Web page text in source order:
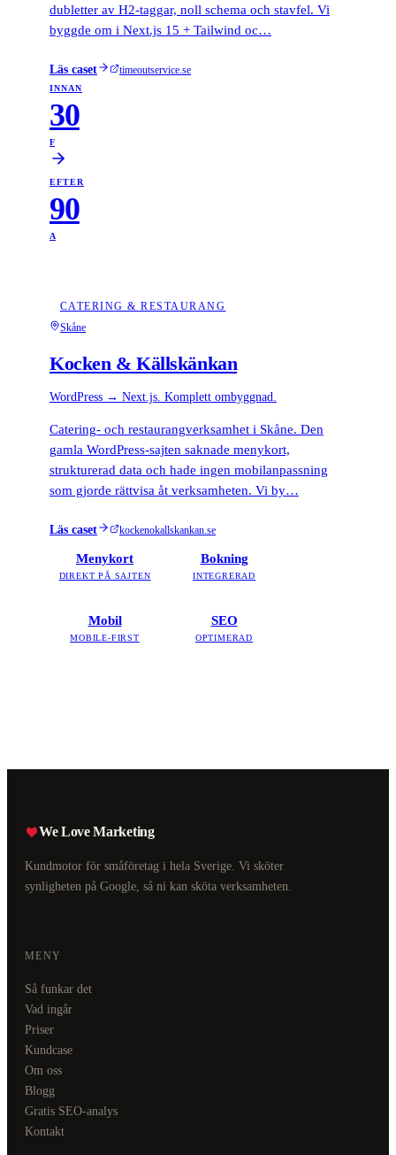
dubletter av H2-taggar, noll schema och stavfel. Vi
byggde om i Next.js 15 + Tailwind oc…
Läs caset timeoutservice.se
INNAN
30
F
EFTER
90
A
CATERING & RESTAURANG
Skåne
Kocken & Källskänkan
WordPress → Next.js. Komplett ombyggnad.
Catering- och restaurangverksamhet i Skåne. Den
gamla WordPress-sajten saknade menykort,
strukturerad data och hade ingen mobilanpassning
som gjorde rättvisa åt verksamheten. Vi by…
Läs caset kockenokallskankan.se
Menykort
DIREKT PÅ SAJTEN
Bokning
INTEGRERAD
Mobil
MOBILE-FIRST
SEO
OPTIMERAD
We Love Marketing
Kundmotor för småföretag i hela Sverige. Vi sköter
synligheten på Google, så ni kan sköta verksamheten.
MENY
Så funkar det
Vad ingår
Priser
Kundcase
Om oss
Blogg
Gratis SEO-analys
Kontakt